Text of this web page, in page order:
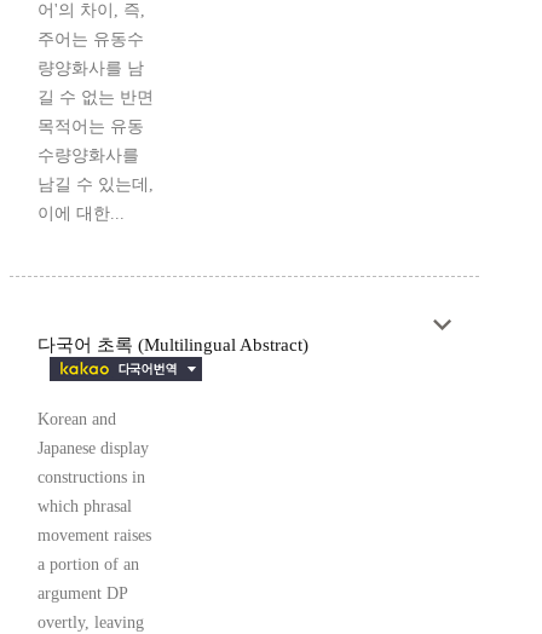
어'의 차이, 즉,
주어는 유동수
량양화사를 남
길 수 없는 반면
목적어는 유동
수량양화사를
남길 수 있는데,
이에 대한...
다국어 초록 (Multilingual Abstract)
Korean and
Japanese display
constructions in
which phrasal
movement raises
a portion of an
argument DP
overtly, leaving